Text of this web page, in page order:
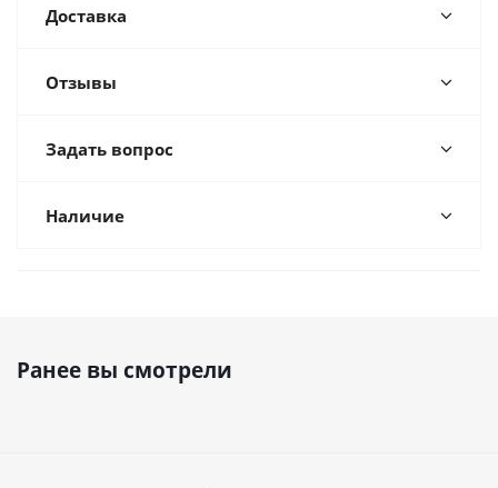
Доставка
Отзывы
Задать вопрос
Наличие
Ранее вы смотрели